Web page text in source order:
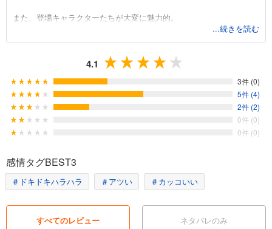
また、登場キャラクターたちが大変に魅力的。
武芸者として秀でた力を持ちながら、過去にとらわれ葛藤する主人
公。
彼を取り巻く「第十七小隊」のメンバーや「学園都市ツェルニ」の
面々が織りなす人間模様は、時にイライラ、時にニヤニヤ。
学園モノ好きもきっと満足！の欲張りな作品。おすすめです。
...続きを読む
4.1
3件 (0)
5件 (4)
2件 (2)
0件 (0)
0件 (0)
感情タグBEST3
＃ドキドキハラハラ ＃アツい ＃カッコいい
すべてのレビュー ネタバレのみ